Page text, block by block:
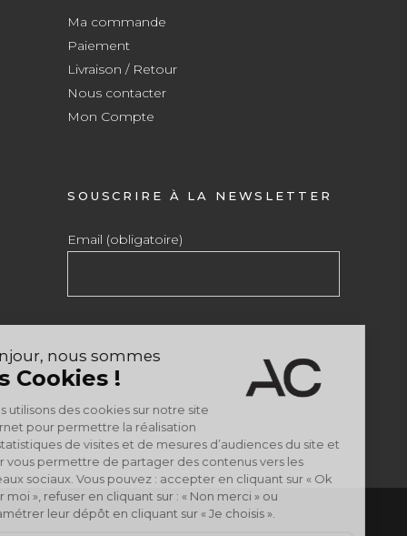
Ma commande
Paiement
Livraison / Retour
Nous contacter
Mon Compte
SOUSCRIRE À LA NEWSLETTER
Email (obligatoire)